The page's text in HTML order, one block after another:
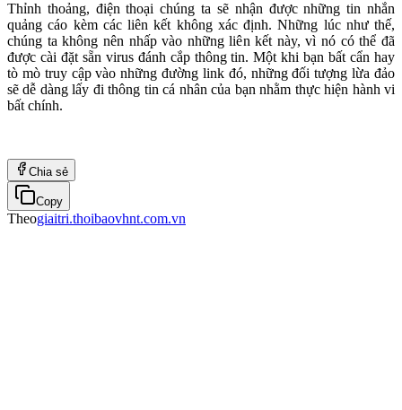
Thỉnh thoảng, điện thoại chúng ta sẽ nhận được những tin nhắn
quảng cáo kèm các liên kết không xác định. Những lúc như thế,
chúng ta không nên nhấp vào những liên kết này, vì nó có thể đã
được cài đặt sẵn virus đánh cắp thông tin. Một khi bạn bất cẩn hay
tò mò truy cập vào những đường link đó, những đối tượng lừa đảo
sẽ dễ dàng lấy đi thông tin cá nhân của bạn nhằm thực hiện hành vi
bất chính.
Chia sẻ
Copy
Theogiaitri.thoibaovhnt.com.vn